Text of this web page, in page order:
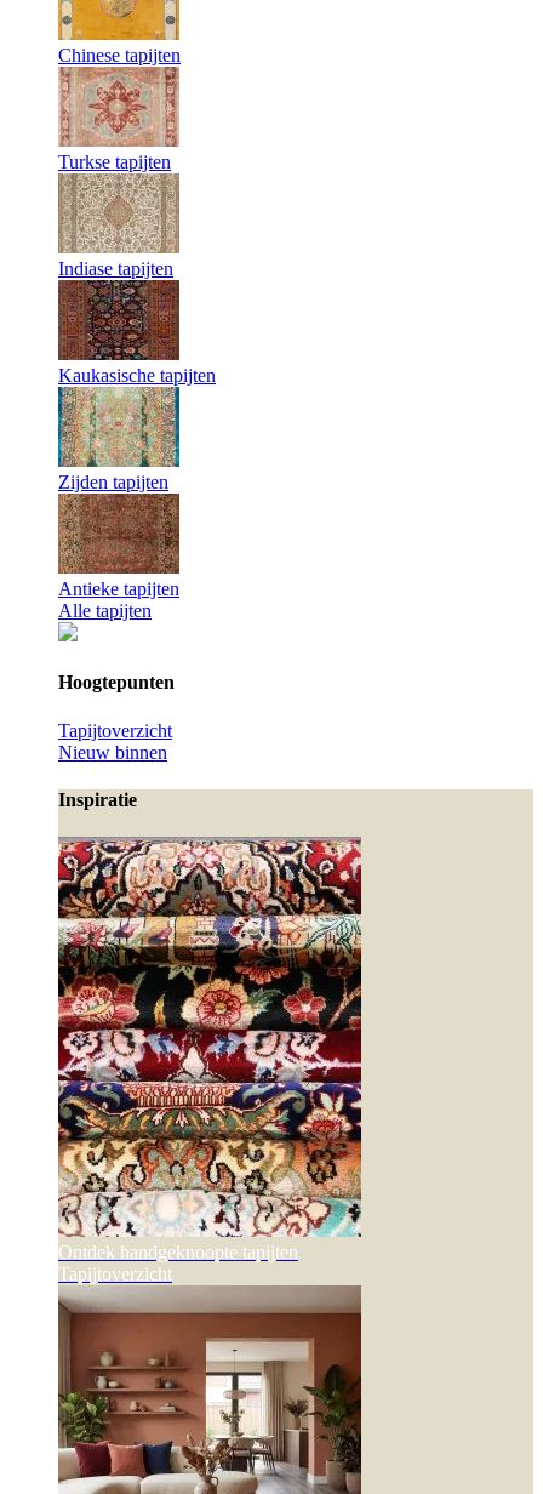
Chinese tapijten
Turkse tapijten
Indiase tapijten
Kaukasische tapijten
Zijden tapijten
Antieke tapijten
Alle tapijten
Hoogtepunten
Tapijtoverzicht
Nieuw binnen
Inspiratie
Ontdek handgeknoopte tapijten
Tapijtoverzicht